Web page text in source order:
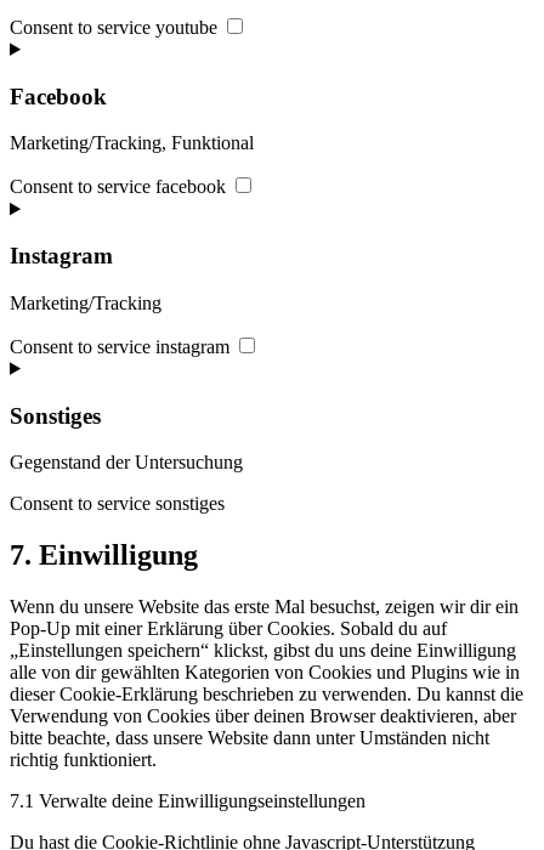
Consent to service youtube
Facebook
Marketing/Tracking, Funktional
Consent to service facebook
Instagram
Marketing/Tracking
Consent to service instagram
Sonstiges
Gegenstand der Untersuchung
Consent to service sonstiges
7. Einwilligung
Wenn du unsere Website das erste Mal besuchst, zeigen wir dir ein
Pop-Up mit einer Erklärung über Cookies. Sobald du auf
„Einstellungen speichern“ klickst, gibst du uns deine Einwilligung
alle von dir gewählten Kategorien von Cookies und Plugins wie in
dieser Cookie-Erklärung beschrieben zu verwenden. Du kannst die
Verwendung von Cookies über deinen Browser deaktivieren, aber
bitte beachte, dass unsere Website dann unter Umständen nicht
richtig funktioniert.
7.1 Verwalte deine Einwilligungseinstellungen
Du hast die Cookie-Richtlinie ohne Javascript-Unterstützung